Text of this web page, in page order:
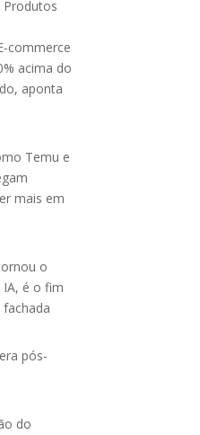
commerce
acima do
aponta
Temu e
mais em
o
IA, é o fim
pós-
do